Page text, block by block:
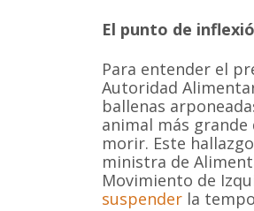
El punto de
Para entender el
Autoridad
ballenas
animal más
morir. Este
ministra de
Movimiento de
suspender la